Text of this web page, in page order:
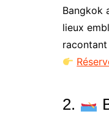
Bangkok
lieux
2.